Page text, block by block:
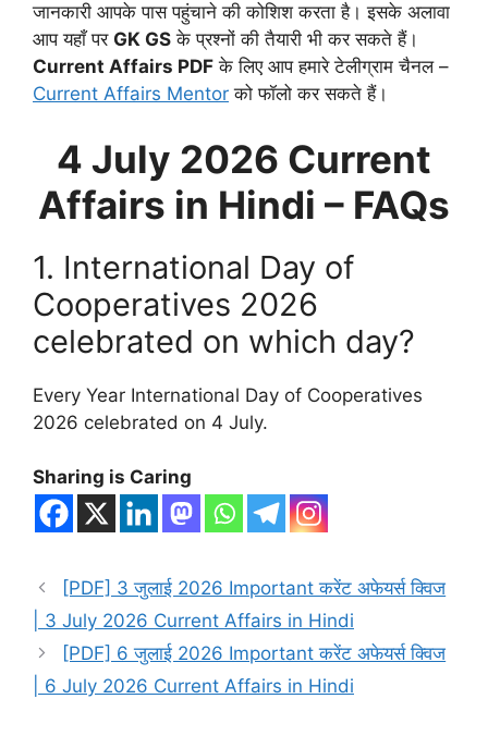
जानकारी आपके पास पहुंचाने की कोशिश करता है। इसके अलावा
आप यहाँ पर GK GS के प्रश्नों की तैयारी भी कर सकते हैं।
Current Affairs PDF के लिए आप हमारे टेलीग्राम चैनल –
Current Affairs Mentor को फॉलो कर सकते हैं।
4 July 2026 Current
Affairs in Hindi – FAQs
1. International Day of
Cooperatives 2026
celebrated on which day?
Every Year International Day of Cooperatives
2026 celebrated on 4 July.
Sharing is Caring
[PDF] 3 जुलाई 2026 Important करेंट अफेयर्स क्विज
| 3 July 2026 Current Affairs in Hindi
[PDF] 6 जुलाई 2026 Important करेंट अफेयर्स क्विज
| 6 July 2026 Current Affairs in Hindi